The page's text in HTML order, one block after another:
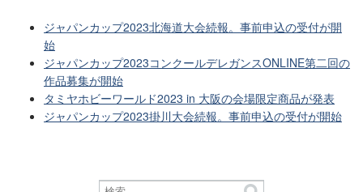
ジャパンカップ2023北海道大会続報。事前申込の受付が開
始
ジャパンカップ2023コンクールデレガンスONLINE第二回の
作品募集が開始
タミヤホビーワールド2023 in 大阪の会場限定商品が発表
ジャパンカップ2023掛川大会続報。事前申込の受付が開始